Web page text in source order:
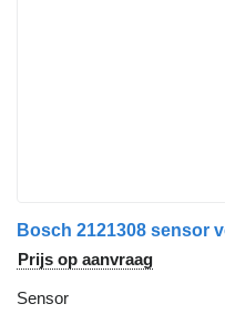
Bosch 2121308 sensor
Prijs op aanvraag
Sensor